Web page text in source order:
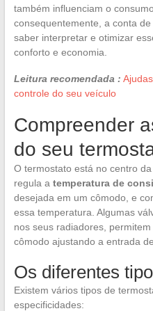
também influenciam o
consequentemente, a conta
saber interpretar e otimizar
conforto e economia.
Leitura recomendada :
controle do seu veículo
Compreender
do seu
O termostato está no centro
regula a temperatura de
desejada em um cômodo, e
essa temperatura. Algumas
nos seus radiadores,
cômodo ajustando a entrada
Os diferentes
Existem vários tipos de
especificidades: